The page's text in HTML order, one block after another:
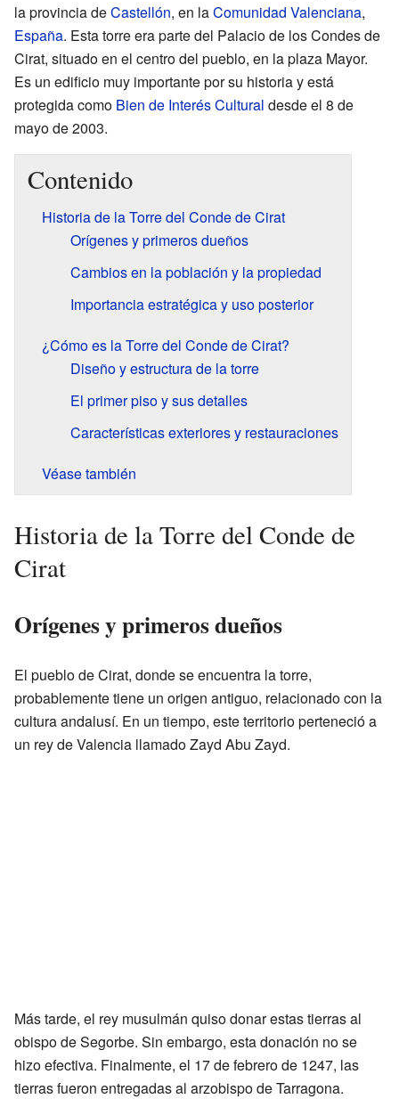
la provincia deCastellón, en laComunidad Valenciana,
España. Esta torre era parte del Palacio de los Condes de
Cirat, situado en el centro del pueblo, en la plaza Mayor.
Es un edificio muy importante por su historia y está
protegida como Bien de Interés Cultural desde el 8 de
mayo de 2003.
Contenido
Historia de la Torre del Conde de Cirat
Orígenes y primeros dueños
Cambios en la población y la propiedad
Importancia estratégica y uso posterior
¿Cómo es la Torre del Conde de Cirat?
Diseño y estructura de la torre
El primer piso y sus detalles
Características exteriores y restauraciones
Véase también
Historia de la Torre del Conde de
Cirat
Orígenes y primeros dueños
El pueblo de Cirat, donde se encuentra la torre,
probablemente tiene un origen antiguo, relacionado con la
cultura andalusí. En un tiempo, este territorio perteneció a
un rey de Valencia llamado Zayd Abu Zayd.
Más tarde, el rey musulmán quiso donar estas tierras al
obispo de Segorbe. Sin embargo, esta donación no se
hizo efectiva. Finalmente, el 17 de febrero de 1247, las
tierras fueron entregadas al arzobispo de Tarragona.